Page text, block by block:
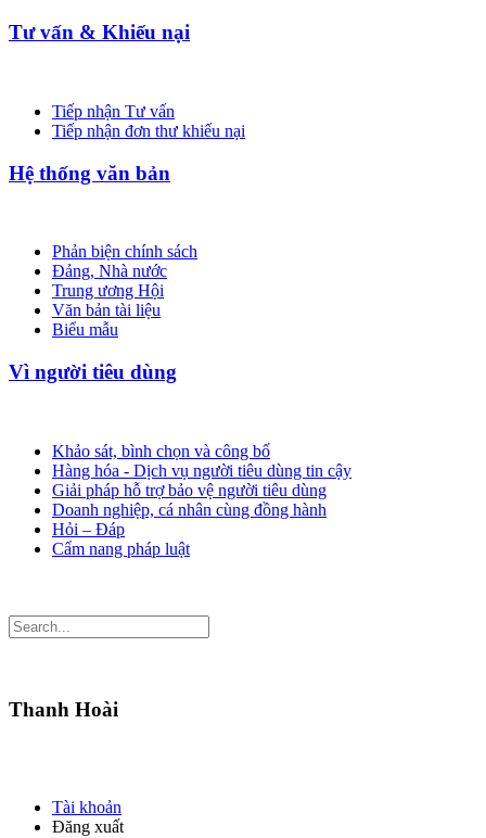
Tư vấn & Khiếu nại
Tiếp nhận Tư vấn
Tiếp nhận đơn thư khiếu nại
Hệ thống văn bản
Phản biện chính sách
Đảng, Nhà nước
Trung ương Hội
Văn bản tài liệu
Biểu mẫu
Vì người tiêu dùng
Khảo sát, bình chọn và công bố
Hàng hóa - Dịch vụ người tiêu dùng tin cậy
Giải pháp hỗ trợ bảo vệ người tiêu dùng
Doanh nghiệp, cá nhân cùng đồng hành
Hỏi – Đáp
Cẩm nang pháp luật
Thanh Hoài
Tài khoản
Đăng xuất